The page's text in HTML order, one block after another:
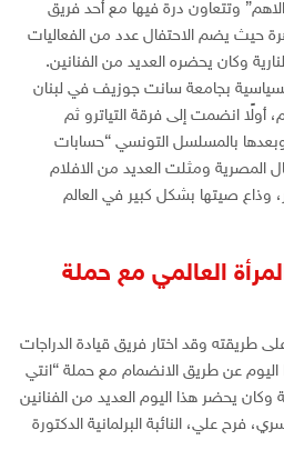
وتتعاون درة فيها مع أحد فريق
حيث يضم الاحتفال عدد من الفعاليات
وكان يحضره العديد من الفنانين.
بجامعة سانت جوزيف في لبنان
أولًا انضمت إلى فرقة التياترو ثم
بالمسلسل التونسي “حسابات
المصرية ومثلت العديد من الافلام
وذاع صيتها بشكل كبير في العالم
العالمي مع حملة
طريقته وقد اختار فريق قيادة الدراجات
اليوم عن طريق الانضمام مع حملة “انتي
وكان يحضر هذا اليوم العديد من الفنانين
فرح علي، النائبة البرلمانية الدكتورة